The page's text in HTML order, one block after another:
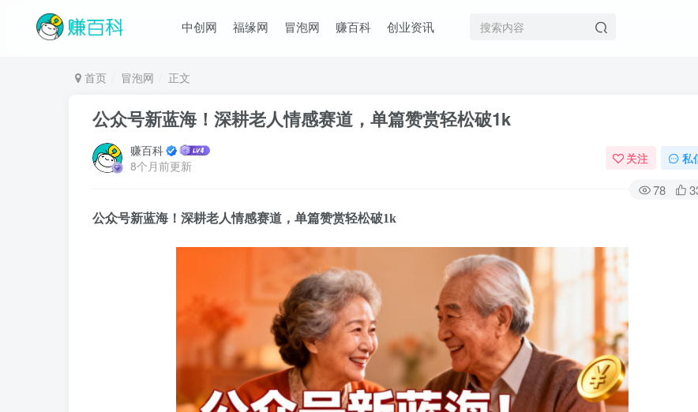
中创网 福缘网 冒泡网 赚百科 创业资讯
首页 冒泡网 正文
公众号新蓝海！深耕老人情感赛道，单篇赞赏轻松破1k
赚百科
8个月前更新
关注 私
78
公众号新蓝海！深耕老人情感赛道，单篇赞赏轻松破1k